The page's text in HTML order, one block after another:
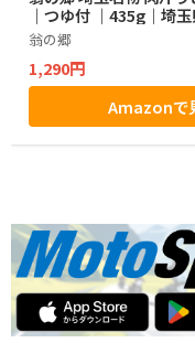
｜つゆ付 ｜435g｜埼
翁の郷
1,290円
Amazonで